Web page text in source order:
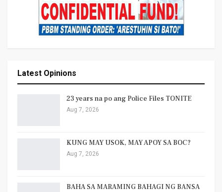
Latest Opinions
23 years na po ang Police Files TONITE
Aug 7, 2026
KUNG MAY USOK, MAY APOY SA BOC?
Aug 7, 2026
BAHA SA MARAMING BAHAGI NG BANSA